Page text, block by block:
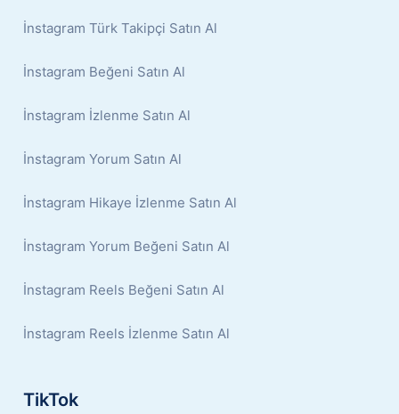
İnstagram Türk Takipçi Satın Al
İnstagram Beğeni Satın Al
İnstagram İzlenme Satın Al
İnstagram Yorum Satın Al
İnstagram Hikaye İzlenme Satın Al
İnstagram Yorum Beğeni Satın Al
İnstagram Reels Beğeni Satın Al
İnstagram Reels İzlenme Satın Al
TikTok